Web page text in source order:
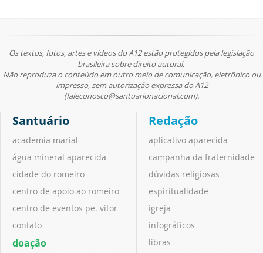
Os textos, fotos, artes e vídeos do A12 estão protegidos pela legislação
brasileira sobre direito autoral.
Não reproduza o conteúdo em outro meio de comunicação, eletrônico ou
impresso, sem autorização expressa do A12
(faleconosco@santuarionacional.com).
Santuário
academia marial
água mineral aparecida
cidade do romeiro
centro de apoio ao romeiro
centro de eventos pe. vitor
contato
doação
Redação
aplicativo aparecida
campanha da fraternidade
dúvidas religiosas
espiritualidade
igreja
infográficos
libras